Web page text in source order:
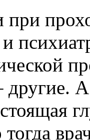
при
другие.